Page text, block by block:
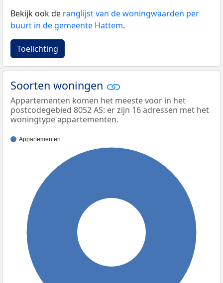
Bekijk ook de ranglijst van de woningwaarden per
buurt in de gemeente Hattem.
Toelichting
Soorten woningen
Appartementen komen het meeste voor in het
postcodegebied 8052 AS: er zijn 16 adressen met het
woningtype appartementen.
Appartementen